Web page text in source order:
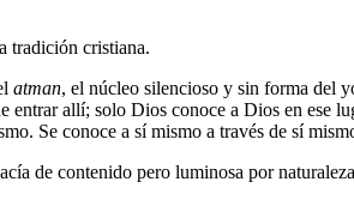
tradición cristiana.
atman, el núcleo silencioso y sin forma del
entrar allí; solo Dios conoce a Dios en ese
Se conoce a sí mismo a través de sí
de contenido pero luminosa por